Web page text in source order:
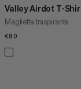
Valley Airdot T-
Maglietta traspirante
€80